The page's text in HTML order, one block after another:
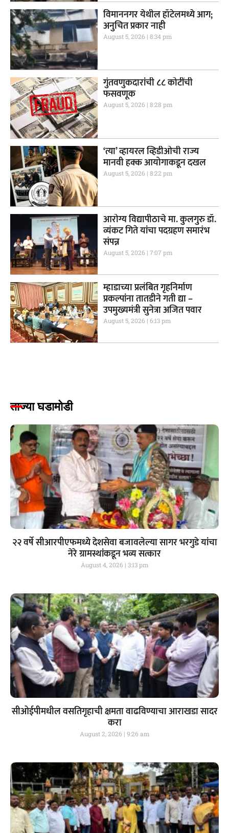
विमाननगर येथील हॉटेलमध्ये आग;
अनुचित प्रकार नाही
August 5, 2026 8:34 pm
गुंतवणुकदारांची ८८ कोटींची
फसवणूक
August 5, 2026 8:28 pm
‘त्या’ व्हायरल व्हिडीओची राज्य
मानवी हक्क आयोगाकडून दखल
August 5, 2026 8:22 pm
आरोग्य विद्यापीठाचे मा. कुलगुरु डॉ.
व्यंकट गिते यांचा पदग्रहण समारंभ
संपन्न
August 5, 2026 7:07 pm
म्हाडाच्या प्रलंबित गृहनिर्माण
प्रकल्पांना तातडीने गती द्या –
उपमुख्यमंत्री सुनेत्रा अजित पवार
August 5, 2026 6:13 pm
ताज्या घडामोडी
२२ वर्षे सीआरपीएफमध्ये देशसेवा बजावलेल्या सागर भरगुडे यांचा
नेरे ग्रामस्थांकडून भव्य सत्कार
August 4, 2026 3:13 pm
सीओईपीमधील वसतिगृहाची क्षमता वाढविण्याचा आराखडा सादर
करा
August 2, 2026 9:26 am